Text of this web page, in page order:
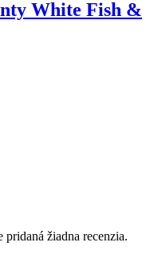
White Fish &
žiadna recenzia.